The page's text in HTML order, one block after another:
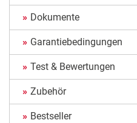
Dokumente
Garantiebedingungen
Test & Bewertungen
Zubehör
Bestseller